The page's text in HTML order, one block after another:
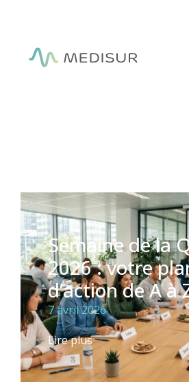
Semaine de la
2026 : votre
d’action de A à
7 avril 2026
Lire plus